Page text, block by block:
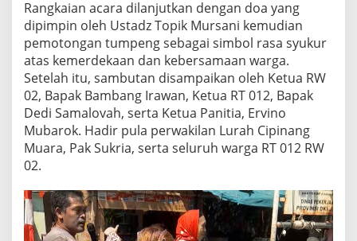
Rangkaian acara dilanjutkan dengan doa yang
dipimpin oleh Ustadz Topik Mursani kemudian
pemotongan tumpeng sebagai simbol rasa syukur
atas kemerdekaan dan kebersamaan warga.
Setelah itu, sambutan disampaikan oleh Ketua RW
02, Bapak Bambang Irawan, Ketua RT 012, Bapak
Dedi Samalovah, serta Ketua Panitia, Ervino
Mubarok. Hadir pula perwakilan Lurah Cipinang
Muara, Pak Sukria, serta seluruh warga RT 012 RW
02.